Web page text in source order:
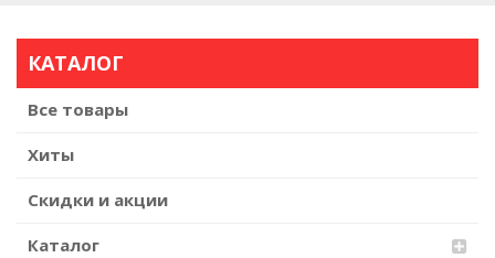
КАТАЛОГ
Все товары
Хиты
Скидки и акции
Каталог